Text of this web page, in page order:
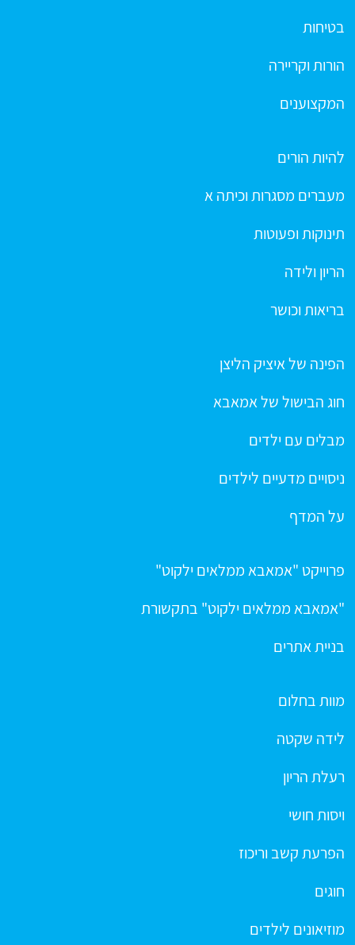
בטיחות
הורות וקריירה
המקצוענים
להיות הורים
מעברים מסגרות וכיתה א
תינוקות ופעוטות
הריון ולידה
בריאות וכושר
הפינה של איציק הליצן
חוג הבישול של אמאבא
מבלים עם ילדים
ניסויים מדעיים לילדים
על המדף
פרוייקט "אמאבא ממלאים ילקוט"
"אמאבא ממלאים ילקוט" בתקשורת
בניית אתרים
מוות בחלום
לידה שקטה
רעלת הריון
ויסות חושי
הפרעת קשב וריכוז
חוגים
מוזיאונים לילדים